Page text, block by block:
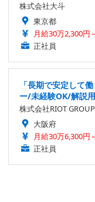
株式会社大斗
東京都
月給30万2,300円
正社員
「長期で安定して
ー/未経験OK/解説
株式会社RIOT GROUP
大阪府
月給30万6,300円
正社員